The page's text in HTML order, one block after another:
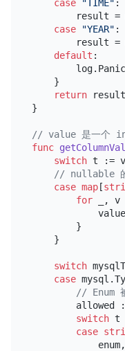
case "TIME" :
result =
case
"YEAR" :
result =
default :
    }
return result
}
// value 是一个
func
switch t :=
// nullable 的列
case map[
for _, v
        }
    }
switch
case
// Enum
allowed
switch t
case